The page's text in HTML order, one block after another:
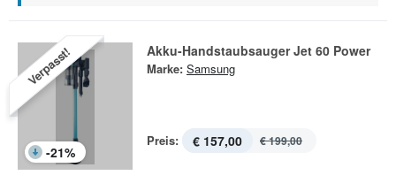
Verpasst!
-21%
Akku-Handstaubsauger Jet 60 Power
Marke: Samsung
Preis: € 157,00 € 199,00